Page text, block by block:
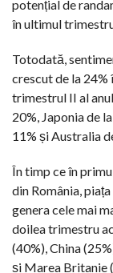
potențial de
în ultimul
Totodată,
crescut de la
trimestrul II al
20%, Japonia de
11% și Australia
În timp ce în
din România,
genera cele mai
doilea trimestru
(40%), China
și Marea Britanie